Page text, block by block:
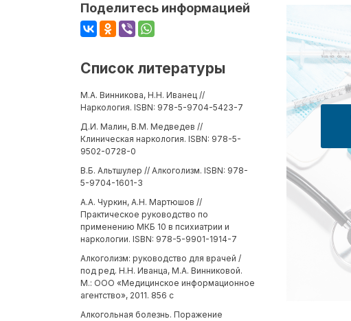
Поделитесь информацией
Список литературы
М.А. Винникова, Н.Н. Иванец //
Наркология. ISBN: 978-5-9704-5423-7
Д.И. Малин, В.М. Медведев //
Клиническая наркология. ISBN: 978-5-
9502-0728-0
В.Б. Альтшулер // Алкоголизм. ISBN: 978-
5-9704-1601-3
А.А. Чуркин, А.Н. Мартюшов //
Практическое руководство по
применению МКБ 10 в психиатрии и
наркологии. ISBN: 978-5-9901-1914-7
Алкоголизм: руководство для врачей /
под ред. Н.Н. Иванца, М.А. Винниковой.
М.: ООО «Медицинское информационное
агентство», 2011. 856 с
Алкогольная болезнь. Поражение